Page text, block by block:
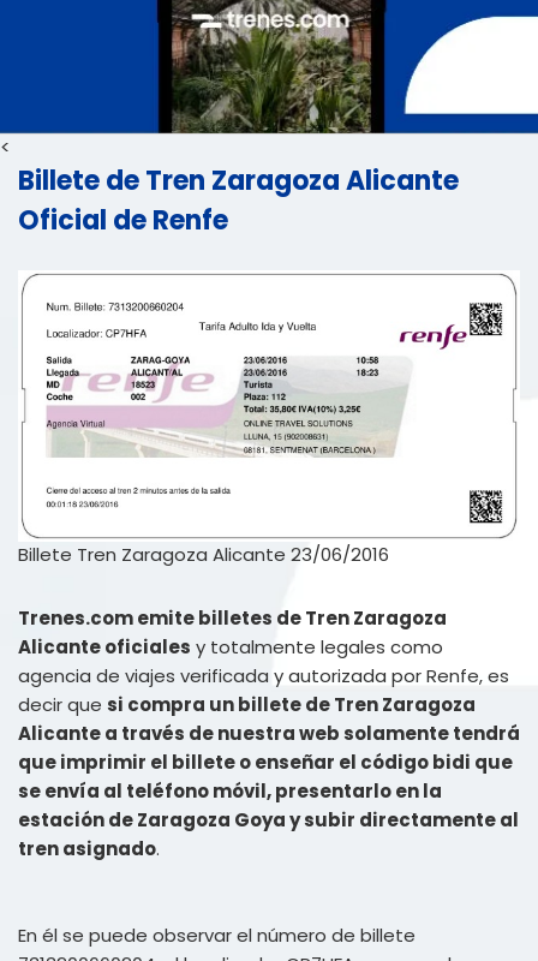
<
Billete de Tren Zaragoza Alicante
Oficial de Renfe
Billete Tren Zaragoza Alicante 23/06/2016
Trenes.com emite billetes de Tren Zaragoza
Alicante oficiales y totalmente legales como
agencia de viajes verificada y autorizada por Renfe, es
decir que si compra un billete de Tren Zaragoza
Alicante a través de nuestra web solamente tendrá
que imprimir el billete o enseñar el código bidi que
se envía al teléfono móvil, presentarlo en la
estación de Zaragoza Goya y subir directamente al
tren asignado.
En él se puede observar el número de billete